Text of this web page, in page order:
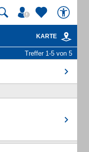
KARTE
Treffer 1-5 von 5